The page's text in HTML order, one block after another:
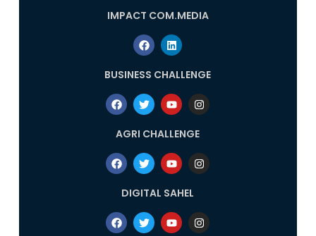
IMPACT COM.MEDIA
BUSINESS CHALLENGE
AGRI CHALLENGE
DIGITAL SAHEL